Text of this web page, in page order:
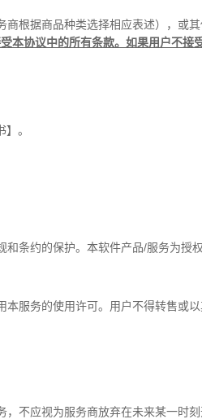
根据商品种类选择相应表述），或
本协议中的所有条款。如果用户不接
。
条约的保护。本软件产品/服务为授
服务的使用许可。用户不得转售或
不应视为服务商放弃在未来某一时